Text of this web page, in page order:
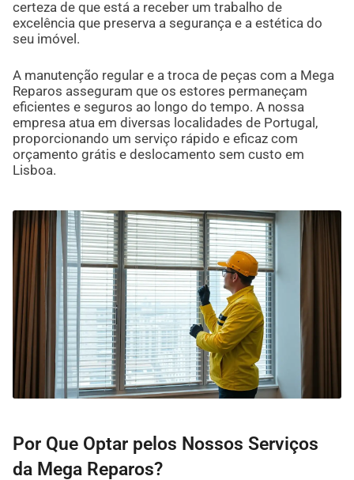
certeza de que está a receber um trabalho de
excelência que preserva a segurança e a estética do
seu imóvel.
A manutenção regular e a troca de peças com a Mega
Reparos asseguram que os estores permaneçam
eficientes e seguros ao longo do tempo. A nossa
empresa atua em diversas localidades de Portugal,
proporcionando um serviço rápido e eficaz com
orçamento grátis e deslocamento sem custo em
Lisboa.
Por Que Optar pelos Nossos Serviços
da Mega Reparos?